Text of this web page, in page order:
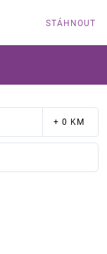
STÁHNOUT
+ 0 KM